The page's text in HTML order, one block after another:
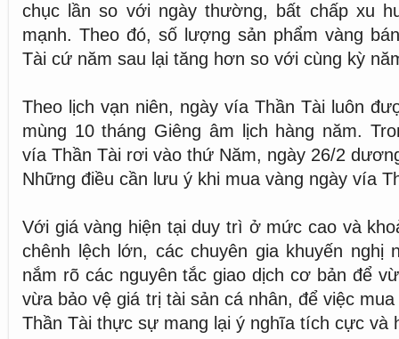
chục lần so với ngày thường, bất chấp xu
mạnh. Theo đó, số lượng sản phẩm vàng
Tài cứ năm sau lại tăng hơn so với cùng kỳ
Theo lịch vạn niên, ngày vía Thần Tài luôn
mùng 10 tháng Giêng âm lịch hàng năm.
vía Thần Tài rơi vào thứ Năm, ngày 26/2
Những điều cần lưu ý khi mua vàng ngày vía
Với giá vàng hiện tại duy trì ở mức cao và
chênh lệch lớn, các chuyên gia khuyến nghị
nắm rõ các nguyên tắc giao dịch cơ bản để
vừa bảo vệ giá trị tài sản cá nhân, để việc
Thần Tài thực sự mang lại ý nghĩa tích cực và